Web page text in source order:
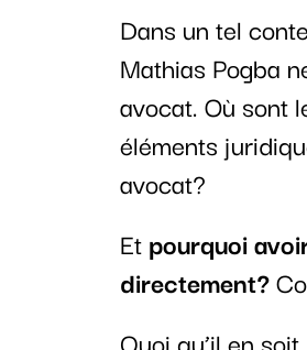
Dans un tel
Mathias Pogba
avocat. Où sont
éléments
avocat?
Etpourquoi
directement?